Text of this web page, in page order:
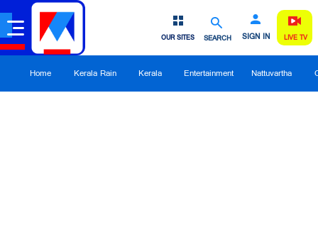
SEARCH SIGN IN
OUR SITES LIVE TV
Home Kerala Rain Kerala Entertainment Nattuvartha